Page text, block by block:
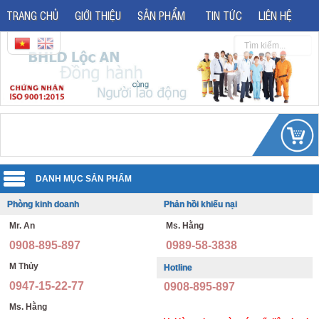
TRANG CHỦ GIỚI THIỆU SẢN PHẨM TIN TỨC LIÊN HỆ
Quần áo đồng phục
Đồng phục văn phòng
Đồng phục bảo vệ thông tư 08
Giày bảo hộ lao động
Giày bảo hộ nhập khẩu
Phòng kinh doanh
Mr. An
0908-895-897
M Thủy
0947-15-22-77
Ms. Hằng
Phản hồi khiếu nại
Ms. Hằng
0989-58-3838
Hotline
0908-895-897